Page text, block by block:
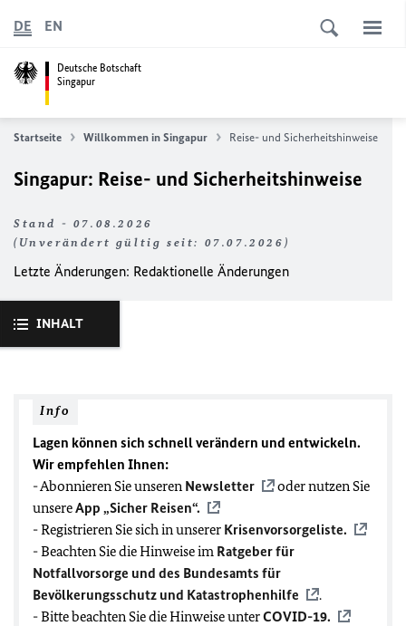
Deutsche Botschaft
Singapur
DE EN
Startseite Willkommen in Singapur Reise- und Sicherheitshinweise
Singapur: Reise- und Sicherheitshinweise
Stand - 07.08.2026
(Unverändert gültig seit: 07.07.2026)
Letzte Änderungen: Redaktionelle Änderungen
INHALT
Info
Lagen können sich schnell verändern und entwickeln.
Wir empfehlen Ihnen:
- Abonnieren Sie unseren Newsletter
oder nutzen Sie
unsereApp „Sicher Reisen“.
- Registrieren Sie sich in unserer Krisenvorsorgeliste.
- Beachten Sie die Hinweise im Ratgeber für
Notfallvorsorge und des Bundesamts für
Bevölkerungsschutz und Katastrophenhilfe
.
- Bitte beachten Sie die Hinweise unterCOVID-19.